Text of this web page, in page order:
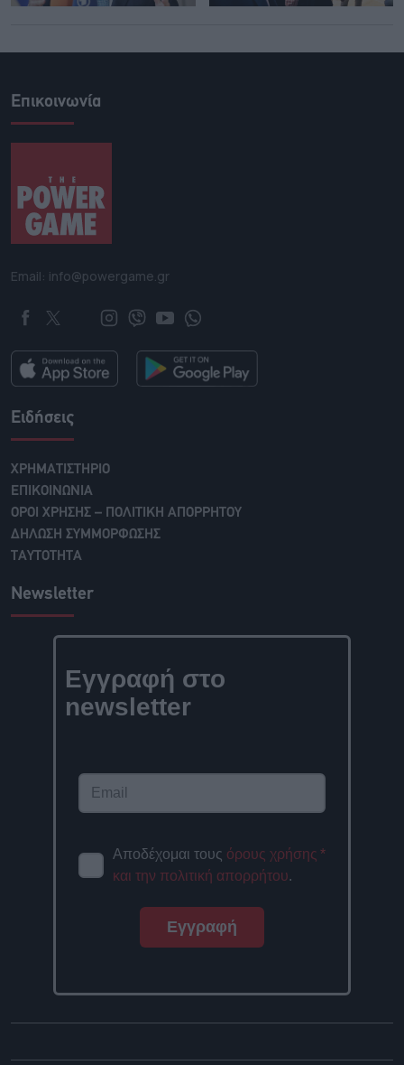
Επικοινωνία
Email: info@powergame.gr
Ειδήσεις
ΧΡΗΜΑΤΙΣΤΗΡΙΟ
ΕΠΙΚΟΙΝΩΝΙΑ
ΟΡΟΙ ΧΡΗΣΗΣ – ΠΟΛΙΤΙΚΗ ΑΠΟΡΡΗΤΟΥ
ΔΗΛΩΣΗ ΣΥΜΜΟΡΦΩΣΗΣ
ΤΑΥΤΟΤΗΤΑ
Newsletter
Εγγραφή στο
newsletter
Αποδέχομαι τους όρους χρήσης
και την πολιτική απορρήτου.
*
Εγγραφή